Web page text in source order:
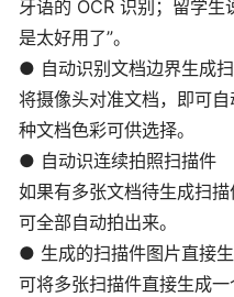
牙语的 OCR 识别；留学生
是太好用了”。
● 自动识别文档边界生成
将摄像头对准文档，即可
种文档色彩可供选择。
● 自动识连续拍照扫描件
如果有多张文档待生成扫
可全部自动拍出来。
● 生成的扫描件图片直接
可将多张扫描件直接生成一